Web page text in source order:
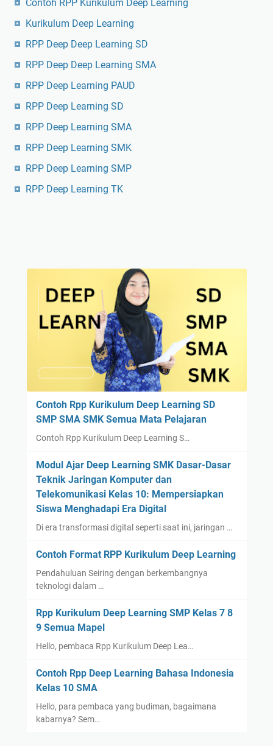
Contoh RPP Kurikulum Deep Learning
Kurikulum Deep Learning
RPP Deep Deep Learning SD
RPP Deep Deep Learning SMA
RPP Deep Learning PAUD
RPP Deep Learning SD
RPP Deep Learning SMA
RPP Deep Learning SMK
RPP Deep Learning SMP
RPP Deep Learning TK
Contoh Rpp Kurikulum Deep Learning SD
SMP SMA SMK Semua Mata Pelajaran
Contoh Rpp Kurikulum Deep Learning S…
Modul Ajar Deep Learning SMK Dasar-Dasar
Teknik Jaringan Komputer dan
Telekomunikasi Kelas 10: Mempersiapkan
Siswa Menghadapi Era Digital
Di era transformasi digital seperti saat ini, jaringan …
Contoh Format RPP Kurikulum Deep Learning
Pendahuluan Seiring dengan berkembangnya
teknologi dalam …
Rpp Kurikulum Deep Learning SMP Kelas 7 8
9 Semua Mapel
Hello, pembaca Rpp Kurikulum Deep Lea…
Contoh Rpp Deep Learning Bahasa Indonesia
Kelas 10 SMA
Hello, para pembaca yang budiman, bagaimana
kabarnya? Sem…